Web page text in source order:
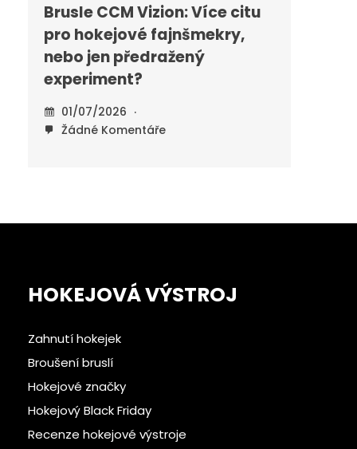
Brusle CCM Vizion: Více citu
pro hokejové fajnšmekry,
nebo jen předražený
experiment?
01/07/2026
Žádné Komentáře
HOKEJOVÁ VÝSTROJ
Zahnutí hokejek
Broušení bruslí
Hokejové značky
Hokejový Black Friday
Recenze hokejové výstroje